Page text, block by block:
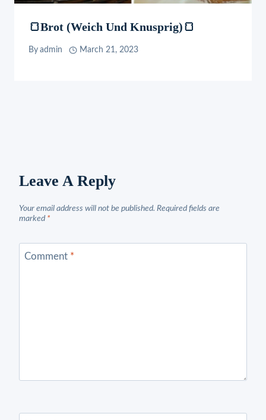
🍞Brot (weich Und Knusprig)🍞
By admin March 21, 2023
Leave A Reply
Your email address will not be published. Required fields are
marked *
Comment *